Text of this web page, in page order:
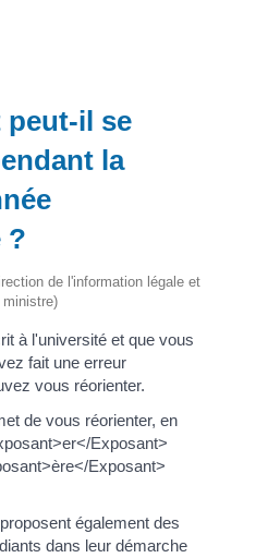
peut-il se
la
?
de l'information légale et
à l'université et que vous
fait une erreur
vous réorienter.
de vous réorienter, en
Exposant>
Exposant>
également des
dans leur démarche